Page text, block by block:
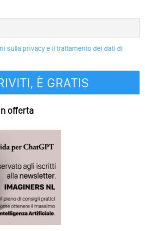
sulla privacy e il trattamento dei dati di
offerta